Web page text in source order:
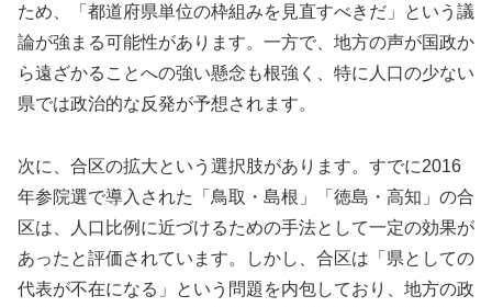
ため、「都道府県単位の枠組みを見直すべきだ」という議
論が強まる可能性があります。一方で、地方の声が国政か
ら遠ざかることへの強い懸念も根強く、特に人口の少ない
県では政治的な反発が予想されます。
次に、合区の拡大という選択肢があります。すでに2016
年参院選で導入された「鳥取・島根」「徳島・高知」の合
区は、人口比例に近づけるための手法として一定の効果が
あったと評価されています。しかし、合区は「県としての
代表が不在になる」という問題を内包しており、地方の政